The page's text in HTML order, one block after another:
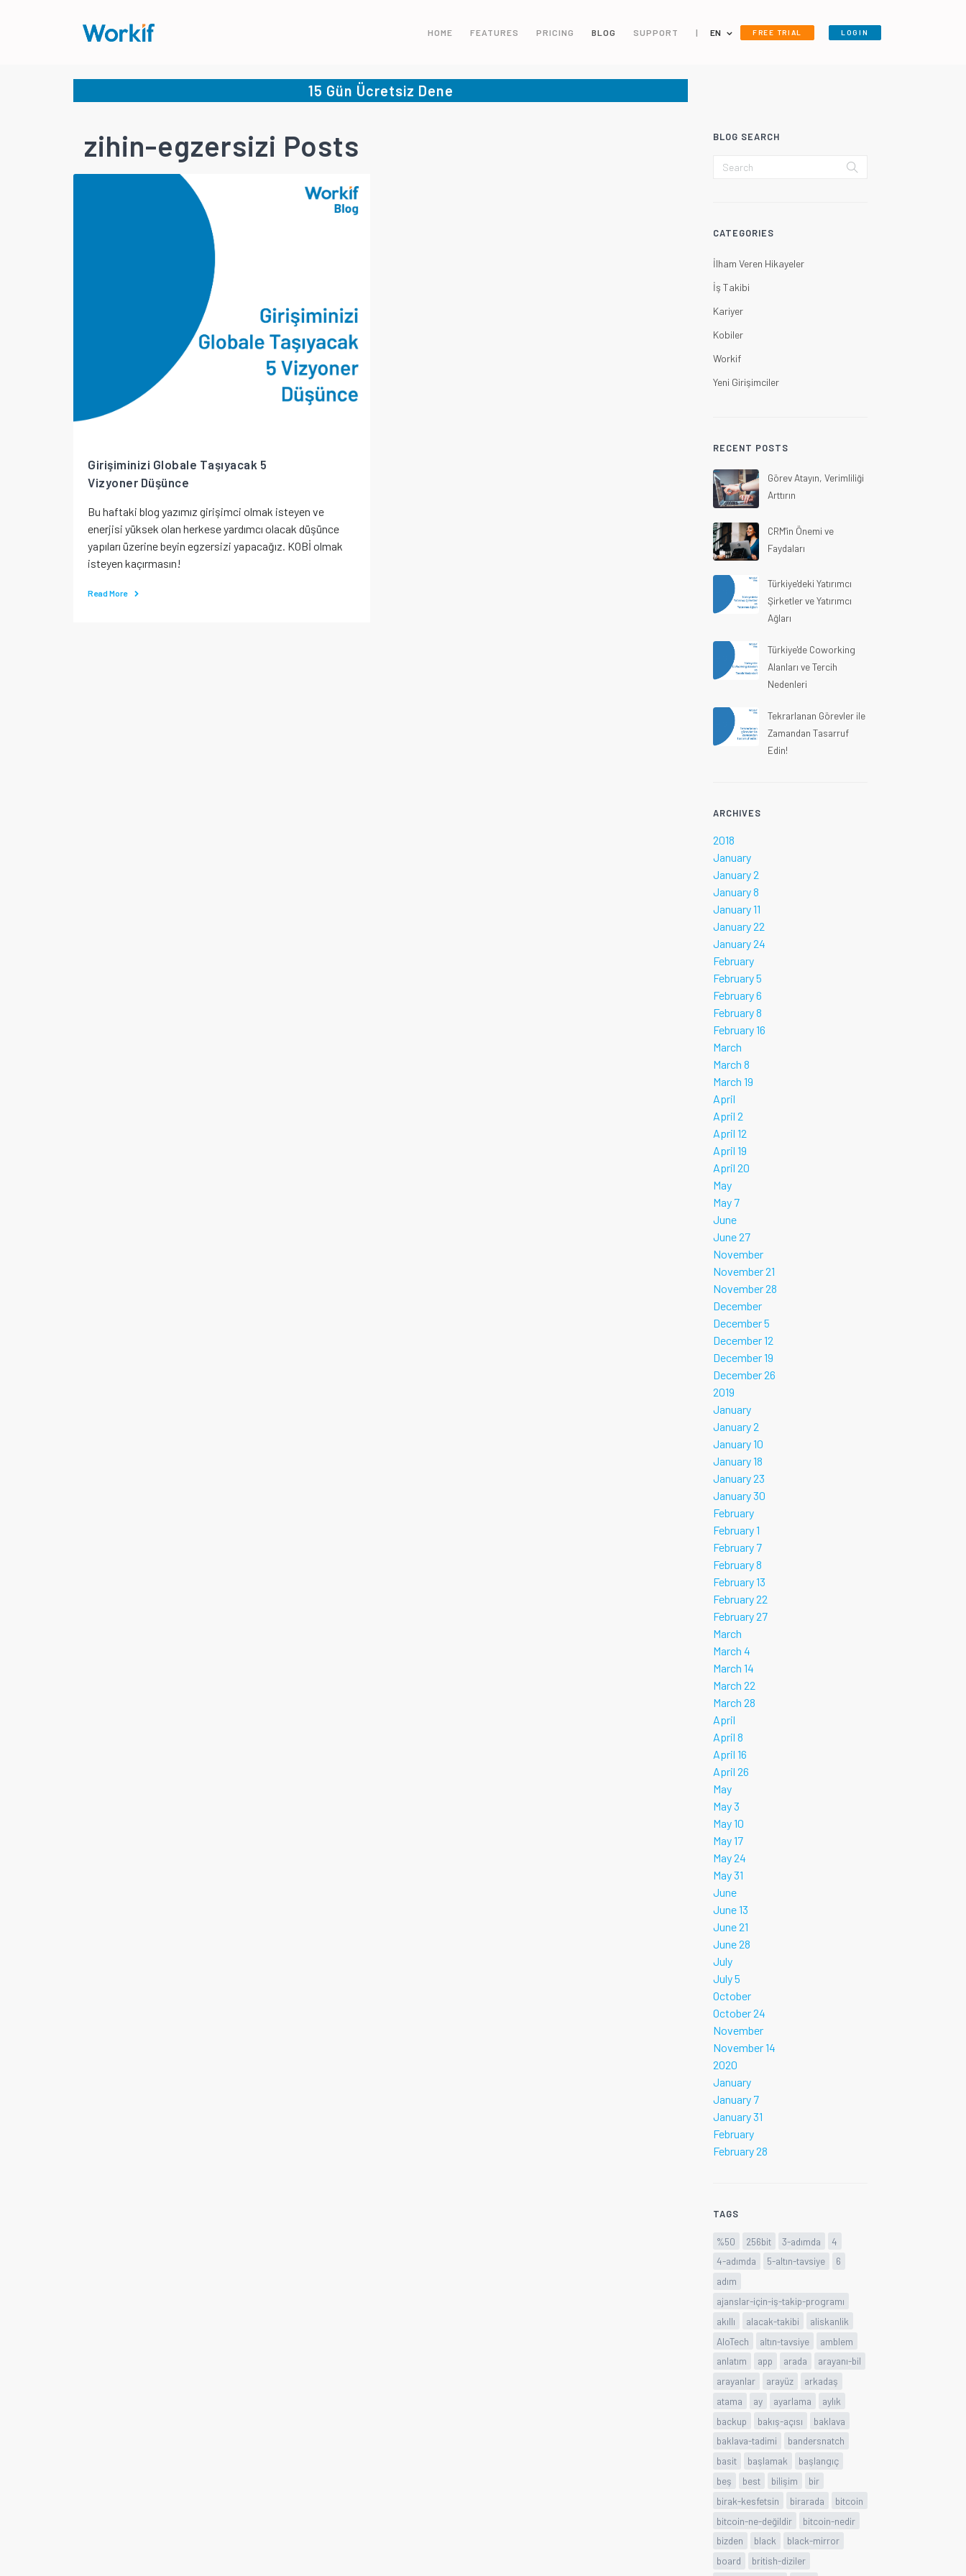
HOME FEATURES PRICING BLOG SUPPORT | EN FREE TRIAL LOGIN
15 Gün Ücretsiz Dene
zihin-egzersizi Posts
Girişiminizi Globale Taşıyacak 5
Vizyoner Düşünce
Bu haftaki blog yazımız girişimci olmak isteyen ve
enerjisi yüksek olan herkese yardımcı olacak düşünce
yapıları üzerine beyin egzersizi yapacağız. KOBİ olmak
isteyen kaçırmasın!
Read More
BLOG SEARCH
CATEGORIES
İlham Veren Hikayeler
İş Takibi
Kariyer
Kobiler
Workif
Yeni Girişimciler
RECENT POSTS
Görev Atayın, Verimliliği
Arttırın
CRM'in Önemi ve
Faydaları
Türkiye'deki Yatırımcı
Şirketler ve Yatırımcı
Ağları
Türkiye'de Coworking
Alanları ve Tercih
Nedenleri
Tekrarlanan Görevler ile
Zamandan Tasarruf
Edin!
ARCHIVES
2018
January
January 2
January 8
January 11
January 22
January 24
February
February 5
February 6
February 8
February 16
March
March 8
March 19
April
April 2
April 12
April 19
April 20
May
May 7
June
June 27
November
November 21
November 28
December
December 5
December 12
December 19
December 26
2019
January
January 2
January 10
January 18
January 23
January 30
February
February 1
February 7
February 8
February 13
February 22
February 27
March
March 4
March 14
March 22
March 28
April
April 8
April 16
April 26
May
May 3
May 10
May 17
May 24
May 31
June
June 13
June 21
June 28
July
July 5
October
October 24
November
November 14
2020
January
January 7
January 31
February
February 28
TAGS
%50 256bit 3-adımda
4
4-adımda
5-altın-tavsiye
6
adım
ajanslar-için-iş-takip-programı
akıllı
alacak-takibi
aliskanlik
AloTech
altın-tavsiye
amblem
anlatım
app arada
arayanı-bil
arayanlar
arayüz
arkadaş
atama
ay ayarlama
aylık
backup
bakış-açısı
baklava
baklava-tadimi
bandersnatch
basit
başlamak
başlangıç
beş
best bilişim
bir
birak-kesfetsin
birarada
bitcoin
bitcoin-ne-değildir
bitcoin-nedir
bizden
black
black-mirror
board
british-diziler